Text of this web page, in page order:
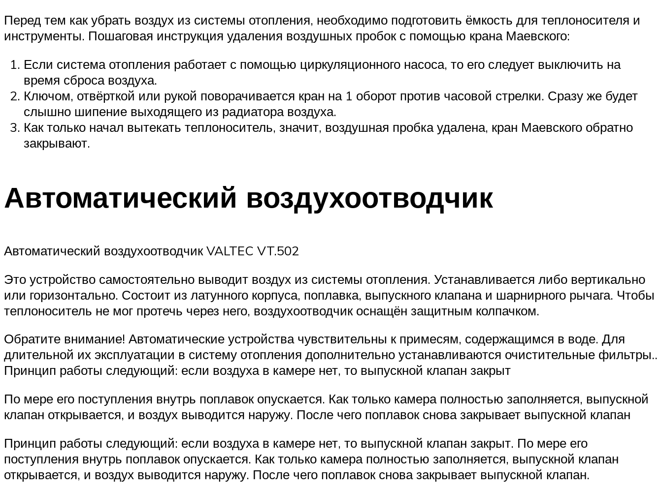
Перед тем как убрать воздух из системы отопления, необходимо подготовить ёмкость для теплоносителя и
инструменты. Пошаговая инструкция удаления воздушных пробок с помощью крана Маевского:
Если система отопления работает с помощью циркуляционного насоса, то его следует выключить на
время сброса воздуха.
Ключом, отвёрткой или рукой поворачивается кран на 1 оборот против часовой стрелки. Сразу же будет
слышно шипение выходящего из радиатора воздуха.
Как только начал вытекать теплоноситель, значит, воздушная пробка удалена, кран Маевского обратно
закрывают.
Автоматический воздухоотводчик
Автоматический воздухоотводчик VALTEC VT.502
Это устройство самостоятельно выводит воздух из системы отопления. Устанавливается либо вертикально
или горизонтально. Состоит из латунного корпуса, поплавка, выпускного клапана и шарнирного рычага. Чтобы
теплоноситель не мог протечь через него, воздухоотводчик оснащён защитным колпачком.
Обратите внимание! Автоматические устройства чувствительны к примесям, содержащимся в воде. Для
длительной их эксплуатации в систему отопления дополнительно устанавливаются очистительные фильтры..
Принцип работы следующий: если воздуха в камере нет, то выпускной клапан закрыт
По мере его поступления внутрь поплавок опускается. Как только камера полностью заполняется, выпускной
клапан открывается, и воздух выводится наружу. После чего поплавок снова закрывает выпускной клапан
Принцип работы следующий: если воздуха в камере нет, то выпускной клапан закрыт. По мере его
поступления внутрь поплавок опускается. Как только камера полностью заполняется, выпускной клапан
открывается, и воздух выводится наружу. После чего поплавок снова закрывает выпускной клапан.